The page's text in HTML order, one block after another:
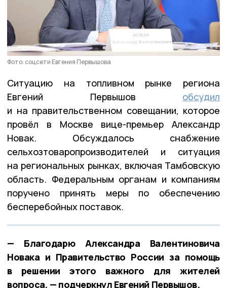
Фото: соцсети Евгения Первышова
Ситуацию на топливном рынке региона
Евгений Первышов обсудил
и на правительственном совещании, которое
провёл в Москве вице-премьер Александр
Новак. Обсуждалось снабжение
сельхозтоваропроизводителей и ситуация
на региональных рынках, включая Тамбовскую
область. Федеральным органам и компаниям
поручено принять меры по обеспечению
бесперебойных поставок.
— Благодарю Александра Валентиновича
Новака и Правительство России за помощь
в решении этого важного для жителей
вопроса, — подчеркнул Евгений Первышов.